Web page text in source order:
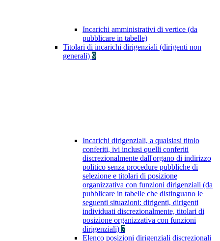
Incarichi amministrativi di vertice (da
pubblicare in tabelle)
Titolari di incarichi dirigenziali (dirigenti non
generali) 9
Incarichi dirigenziali, a qualsiasi titolo
conferiti, ivi inclusi quelli conferiti
discrezionalmente dall'organo di indirizzo
politico senza procedure pubbliche di
selezione e titolari di posizione
organizzativa con funzioni dirigenziali (da
pubblicare in tabelle che distinguano le
seguenti situazioni: dirigenti, dirigenti
individuati discrezionalmente, titolari di
posizione organizzativa con funzioni
dirigenziali) 7
Elenco posizioni dirigenziali discrezionali